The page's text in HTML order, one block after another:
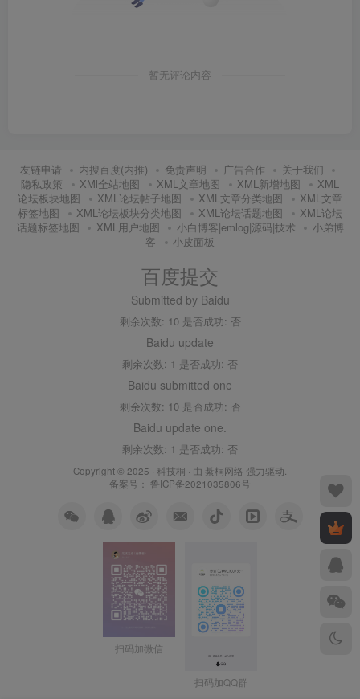
暂无评论内容
友链申请 内搜百度(内推) 免责声明 广告合作
关于我们
隐私政策
XMl全站地图 XML文章地图 XML新增地图
XML
论坛板块地图
XML论坛帖子地图 XML文章分类地图
XML文章
标签地图
XML论坛板块分类地图 XML论坛话题地图
XML论坛
话题标签地图
XML用户地图 小白博客|emlog|源码|技术
小弟博
客
小皮面板
百度提交
Submitted by Baidu
剩余次数: 10 是否成功: 否
Baidu update
剩余次数: 1 是否成功: 否
Baidu submitted one
剩余次数: 10 是否成功: 否
Baidu update one.
剩余次数: 1 是否成功: 否
Copyright © 2025 · 科技桐 · 由 綦桐网络 强力驱动.
备案号： 鲁ICP备2021035806号
扫码加微信
扫码加QQ群